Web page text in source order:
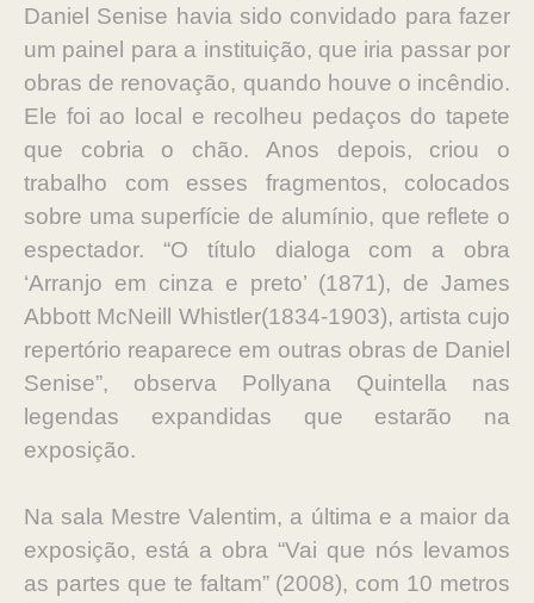
Daniel Senise havia sido convidado para fazer
um painel para a instituição, que iria passar por
obras de renovação, quando houve o incêndio.
Ele foi ao local e recolheu pedaços do tapete
que cobria o chão. Anos depois, criou o
trabalho com esses fragmentos, colocados
sobre uma superfície de alumínio, que reflete o
espectador. “O título dialoga com a obra
‘Arranjo em cinza e preto’ (1871), de James
Abbott McNeill Whistler(1834-1903), artista cujo
repertório reaparece em outras obras de Daniel
Senise”, observa Pollyana Quintella nas
legendas expandidas que estarão na
exposição.
Na sala Mestre Valentim, a última e a maior da
exposição, está a obra “Vai que nós levamos
as partes que te faltam” (2008), com 10 metros